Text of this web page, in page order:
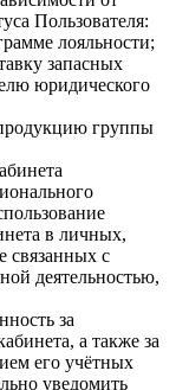
Пользователя:
лояльности;
запасных
юридического
группы
в личных,
с
деятельностью,
за
а также за
его учётных
уведомить